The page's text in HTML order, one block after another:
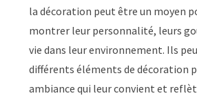
la décoration peut être un moyen
montrer leur personnalité, leurs
vie dans leur environnement. Ils
différents éléments de décoration
ambiance qui leur convient et